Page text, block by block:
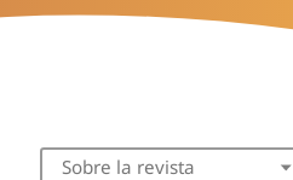
Sobre la revista